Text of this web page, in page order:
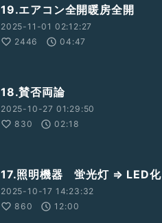
19.エアコン全開暖房全開
2025-11-01 02:12:27
2446
04:47
18.賛否両論
2025-10-27 01:29:50
830
02:18
17.照明機器 蛍光灯 ⇒ LED化
2025-10-17 14:23:32
860
12:00